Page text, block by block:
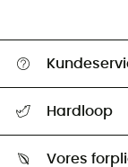
Returnering &
Hardloop
Vores